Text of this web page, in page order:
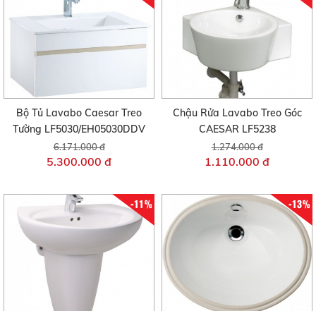
Bộ Tủ Lavabo Caesar Treo
Tường LF5030/EH05030DDV
6.171.000 đ
5.300.000 đ
Chậu Rửa Lavabo Treo Góc
CAESAR LF5238
1.274.000 đ
1.110.000 đ
-11% -13%